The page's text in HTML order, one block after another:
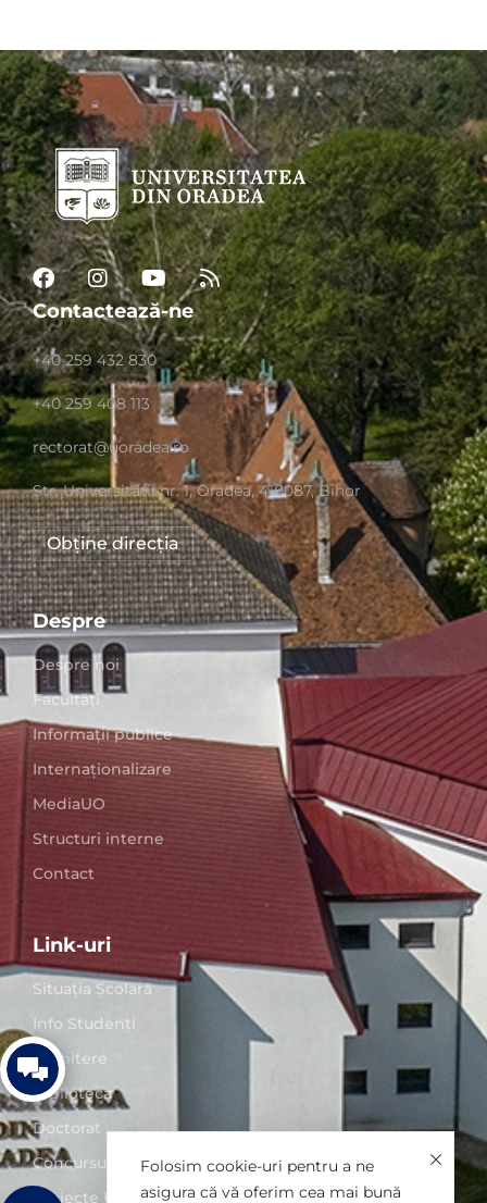
Contactează-ne
+40 259 432 830
+40 259 408 113
rectorat@uoradea.ro
Str. Universităţii nr. 1, Oradea, 410087, Bihor
Obține direcția
Despre
Despre noi
Facultăți
Informații publice
Internaționalizare
MediaUO
Structuri interne
Contact
Link-uri
Situaţia Școlară
Info Studenți
Admitere
Biblioteca
Doctorat
Concursuri posturi
Proiecte UO
Folosim cookie-uri pentru a ne
asigura că vă oferim cea mai bună